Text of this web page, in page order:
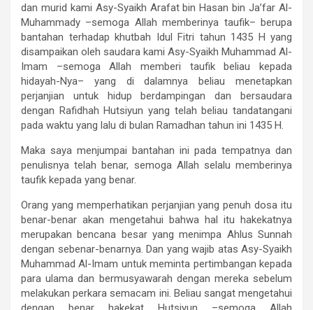
dan murid kami Asy-Syaikh Arafat bin Hasan bin Ja’far Al-
Muhammady –semoga Allah memberinya taufik– berupa
bantahan terhadap khutbah Idul Fitri tahun 1435 H yang
disampaikan oleh saudara kami Asy-Syaikh Muhammad Al-
Imam –semoga Allah memberi taufik beliau kepada
hidayah-Nya– yang di dalamnya beliau menetapkan
perjanjian untuk hidup berdampingan dan bersaudara
dengan Rafidhah Hutsiyun yang telah beliau tandatangani
pada waktu yang lalu di bulan Ramadhan tahun ini 1435 H.
Maka saya menjumpai bantahan ini pada tempatnya dan
penulisnya telah benar, semoga Allah selalu memberinya
taufik kepada yang benar.
Orang yang memperhatikan perjanjian yang penuh dosa itu
benar-benar akan mengetahui bahwa hal itu hakekatnya
merupakan bencana besar yang menimpa Ahlus Sunnah
dengan sebenar-benarnya. Dan yang wajib atas Asy-Syaikh
Muhammad Al-Imam untuk meminta pertimbangan kepada
para ulama dan bermusyawarah dengan mereka sebelum
melakukan perkara semacam ini. Beliau sangat mengetahui